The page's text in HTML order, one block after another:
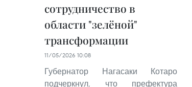
сотрудничество в
области "зелёной"
трансформации
11/05/2026 10:08
Губернатор Нагасаки Котаро
подчеркнул, что префектура